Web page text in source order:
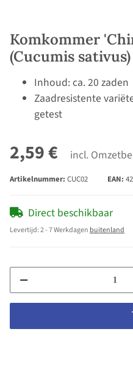
Komkommer
(Cucumis
Inhoud: ca. 20 zaden
Zaadresistente
getest
2,59 € incl.
Artikelnummer: CUC02 EAN:
Direct beschikbaar
Levertijd:2 - 7 Werkdagen buitenland